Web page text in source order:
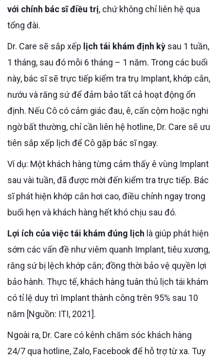
với chính bác sĩ điều trị, chứ không chỉ liên hệ qua
tổng đài.
Dr. Care sẽ sắp xếp lịch tái khám định kỳ sau 1 tuần,
1 tháng, sau đó mỗi 6 tháng – 1 năm. Trong các buổi
này, bác sĩ sẽ trực tiếp kiểm tra trụ Implant, khớp cắn,
nướu và răng sứ để đảm bảo tất cả hoạt động ổn
định. Nếu Cô có cảm giác đau, ê, cấn cộm hoặc nghi
ngờ bất thường, chỉ cần liên hệ hotline, Dr. Care sẽ ưu
tiên sắp xếp lịch để Cô gặp bác sĩ ngay.
Ví dụ: Một khách hàng từng cảm thấy ê vùng Implant
sau vài tuần, đã được mời đến kiểm tra trực tiếp. Bác
sĩ phát hiện khớp cắn hơi cao, điều chỉnh ngay trong
buổi hẹn và khách hàng hết khó chịu sau đó.
Lợi ích của việc tái khám đúng lịch là giúp phát hiện
sớm các vấn đề như viêm quanh Implant, tiêu xương,
răng sứ bị lệch khớp cắn; đồng thời bảo vệ quyền lợi
bảo hành. Thực tế, khách hàng tuân thủ lịch tái khám
có tỉ lệ duy trì Implant thành công trên 95% sau 10
năm [Nguồn: ITI, 2021].
Ngoài ra, Dr. Care có kênh chăm sóc khách hàng
24/7 qua hotline, Zalo, Facebook để hỗ trợ từ xa. Tuy